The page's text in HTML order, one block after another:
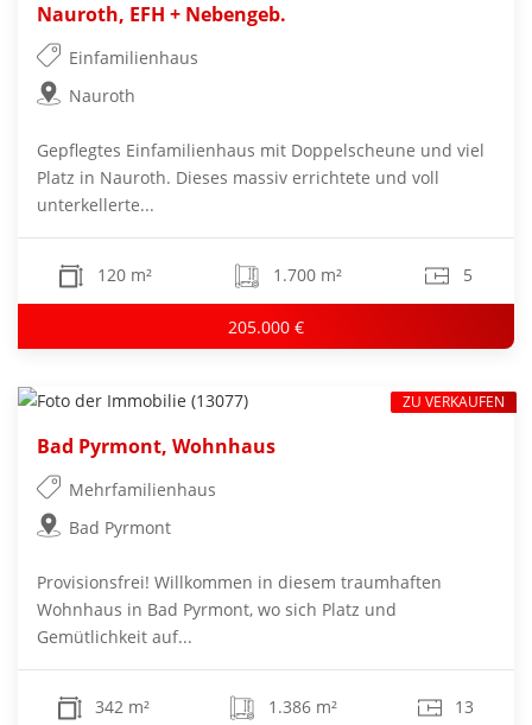
Nauroth, EFH + Nebengeb.
Einfamilienhaus
Nauroth
Gepflegtes Einfamilienhaus mit Doppelscheune und viel
Platz in Nauroth. Dieses massiv errichtete und voll
unterkellerte...
120 m² 1.700 m² 5
205.000 €
Bad Pyrmont, Wohnhaus
Mehrfamilienhaus
Bad Pyrmont
Provisionsfrei! Willkommen in diesem traumhaften
Wohnhaus in Bad Pyrmont, wo sich Platz und
Gemütlichkeit auf...
342 m² 1.386 m² 13
ZU VERKAUFEN